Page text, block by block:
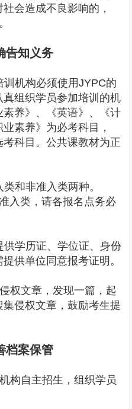
会造成不良影响的，
告知义务
机构必须使用JYPC的
组织学员参加培训的机
养》、《英语》、《计
素养》为必考科目，
考科目。公共课教材为正
和非准入类两种。
入类，请各报名点务必
学历证、学位证、身份
供单位同意报考证明。
权文章，发现一篇，起
侵权文章，鼓励考生提
档案保管
构自主招生，组织学员